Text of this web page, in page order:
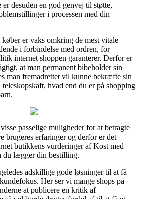
desuden en god genvej til støtte,
i processen med din
er vaks omkring de mest vitale
i forbindelse med ordren, for
internet shoppen garanterer. Derfor er
at man permanent bibeholder sin
man fremadrettet vil kunne bekræfte sin
hvad end du er på shopping
passelige muligheder for at betragte
brugeres erfaringer og derfor er det
butikkens vurderinger af Kost med
du lægger din bestilling.
adskillige gode løsninger til at få
Her ser vi mange shops på
at publicere en kritik af